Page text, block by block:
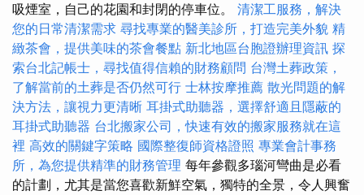
吸煙室，自己的花園和封閉的停車位。 清潔工服務，解決
您的日常清潔需求 尋找專業的醫美診所，打造完美外貌 精
緻茶會，提供美味的茶會餐點 新北地區台胞證辦理資訊 探
索台北記帳士，尋找值得信賴的財務顧問 台灣土葬政策，
了解當前的土葬是否仍然可行 士林按摩推薦 散光問題的解
決方法，讓視力更清晰 耳掛式助聽器，選擇舒適且隱蔽的
耳掛式助聽器 台北搬家公司，快速有效的搬家服務就在這
裡 高效的關鍵字策略 國際整復師資格證照 專業會計事務
所，為您提供精準的財務管理 每年參觀多瑙河彎曲是必看
的計劃，尤其是當您喜歡新鮮空氣，獨特的全景，令人興奮